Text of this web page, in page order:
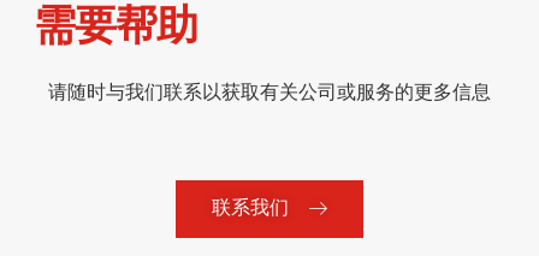
需要帮助
请随时与我们联系以获取有关公司或服务的更多信息
联系我们